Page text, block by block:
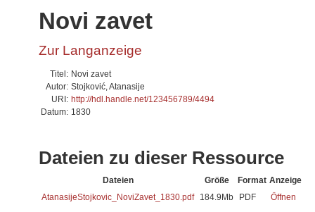
Novi zavet
Zur Langanzeige
Titel: Novi zavet
Autor: Stojković, Atanasije
URI: http://hdl.handle.net/123456789/4494
Datum: 1830
Dateien zu dieser Ressource
Dateien Größe Format Anzeige
AtanasijeStojkovic_NoviZavet_1830.pdf
184.9Mb PDF Öffnen